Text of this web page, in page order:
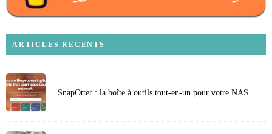
ARTICLES RECENTS
SnapOtter : la boîte à outils tout-en-un pour votre NAS